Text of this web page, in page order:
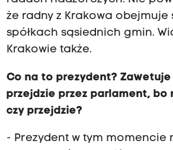
że radny z Krakowa obejmuje
spółkach sąsiednich gmin.
Krakowie także.
Co na to prezydent?
przejdzie przez parlament, bo
czy przejdzie?
- Prezydent w tym momencie